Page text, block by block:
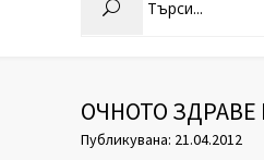
ОЧНОТО ЗДРАВЕ
Публикувана: 21.04.2012